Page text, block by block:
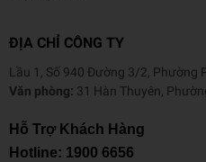
ĐỊA CHỈ CÔNG TY
Lầu 1, Số 940 Đường 3/2, Phường
Văn phòng: 31 Hàn Thuyên,
Hỗ Trợ Khách Hàng
Hotline: 1900 6656